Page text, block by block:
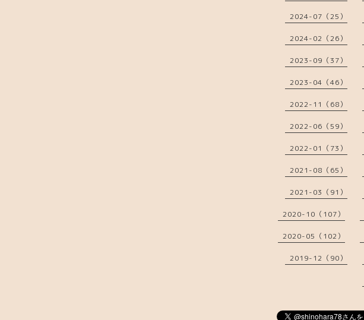
2024-07（25）
2024-02（26）
2023-09（37）
2023-04（46）
2022-11（68）
2022-06（59）
2022-01（73）
2021-08（65）
2021-03（91）
2020-10（107）
2020-05（102）
2019-12（90）